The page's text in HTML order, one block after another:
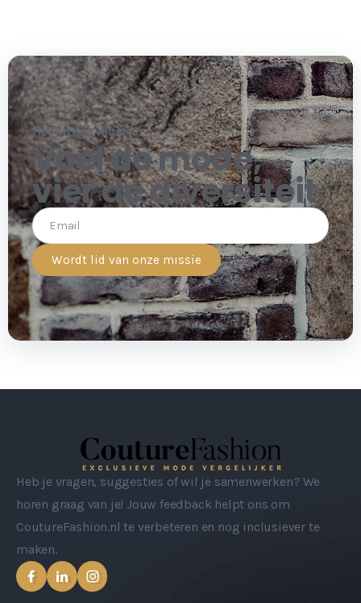
Hoor meer van ons
Voel de mode,
vier de diversiteit.
Wordt lid van onze missie
Heb je vragen, suggesties of wil je samenwerken? We
horen graag van je! Jouw feedback helpt ons om
CoutureFashion.nl te verbeteren en nog inclusiever te
maken.